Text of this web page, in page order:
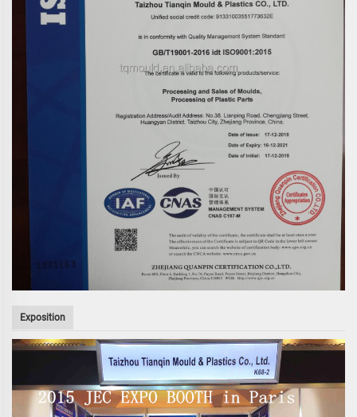
Exposition